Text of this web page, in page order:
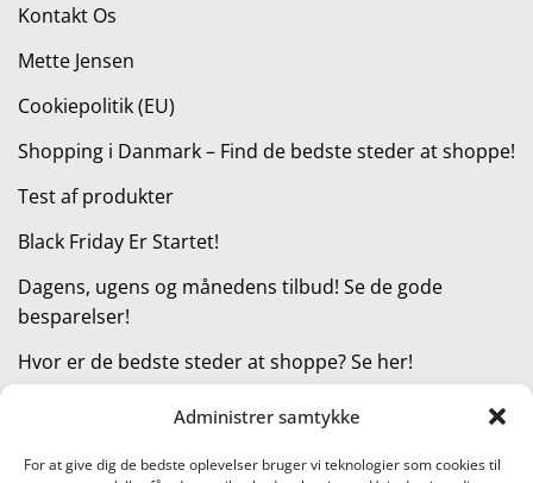
Administrer samtykke
For at give dig de bedste oplevelser bruger vi teknologier som cookies til
Kontakt Os
Mette Jensen
Cookiepolitik (EU)
Shopping i Danmark – Find de bedste steder at shoppe!
Test af produkter
Black Friday Er Startet!
Dagens, ugens og månedens tilbud! Se de gode
besparelser!
Hvor er de bedste steder at shoppe? Se her!